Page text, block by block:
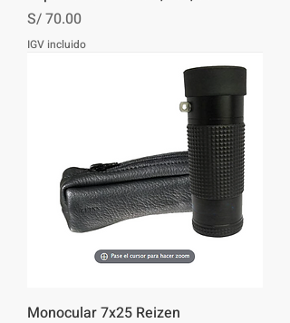
Precio
S/ 70.00
IGV incluido
Monocular 7x25 Reizen